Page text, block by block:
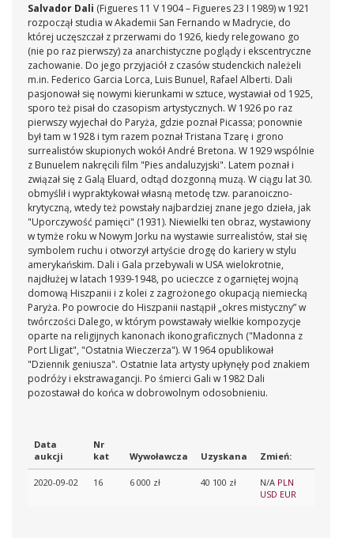
Salvador Dali (Figueres 11 V 1904 – Figueres 23 I 1989) w 1921
rozpoczął studia w Akademii San Fernando w Madrycie, do
której uczęszczał z przerwami do 1926, kiedy relegowano go
(nie po raz pierwszy) za anarchistyczne poglądy i ekscentryczne
zachowanie. Do jego przyjaciół z czasów studenckich należeli
m.in. Federico Garcia Lorca, Luis Bunuel, Rafael Alberti. Dali
pasjonował się nowymi kierunkami w sztuce, wystawiał od 1925,
sporo też pisał do czasopism artystycznych. W 1926 po raz
pierwszy wyjechał do Paryża, gdzie poznał Picassa; ponownie
był tam w 1928 i tym razem poznał Tristana Tzarę i grono
surrealistów skupionych wokół André Bretona. W 1929 wspólnie
z Bunuelem nakręcili film "Pies andaluzyjski". Latem poznał i
związał się z Galą Eluard, odtąd dozgonną muzą. W ciągu lat 30.
obmyślił i wypraktykował własną metodę tzw. paranoiczno-
krytyczną, wtedy też powstały najbardziej znane jego dzieła, jak
"Uporczywość pamięci" (1931). Niewielki ten obraz, wystawiony
w tymże roku w Nowym Jorku na wystawie surrealistów, stał się
symbolem ruchu i otworzył artyście drogę do kariery w stylu
amerykańskim. Dali i Gala przebywali w USA wielokrotnie,
najdłużej w latach 1939-1948, po ucieczce z ogarniętej wojną
domową Hiszpanii i z kolei z zagrożonego okupacją niemiecką
Paryża. Po powrocie do Hiszpanii nastąpił „okres mistyczny” w
twórczości Dalego, w którym powstawały wielkie kompozycje
oparte na religijnych kanonach ikonograficznych ("Madonna z
Port Lligat", "Ostatnia Wieczerza"). W 1964 opublikował
"Dziennik geniusza". Ostatnie lata artysty upłynęły pod znakiem
podróży i ekstrawagancji. Po śmierci Gali w 1982 Dali
pozostawał do końca w dobrowolnym odosobnieniu.
Data
aukcji
Nr
kat
Wywoławcza Uzyskana Zmień:
2020-09-02 16 6 000 zł 40 100 zł N/A PLN
USD EUR